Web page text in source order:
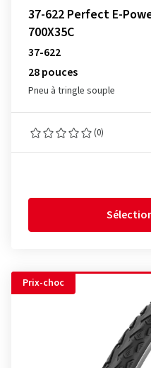
37-622 Perfect E-
700X35C
37-622
28 pouces
Pneu à tringle souple
(0)
Prix-choc